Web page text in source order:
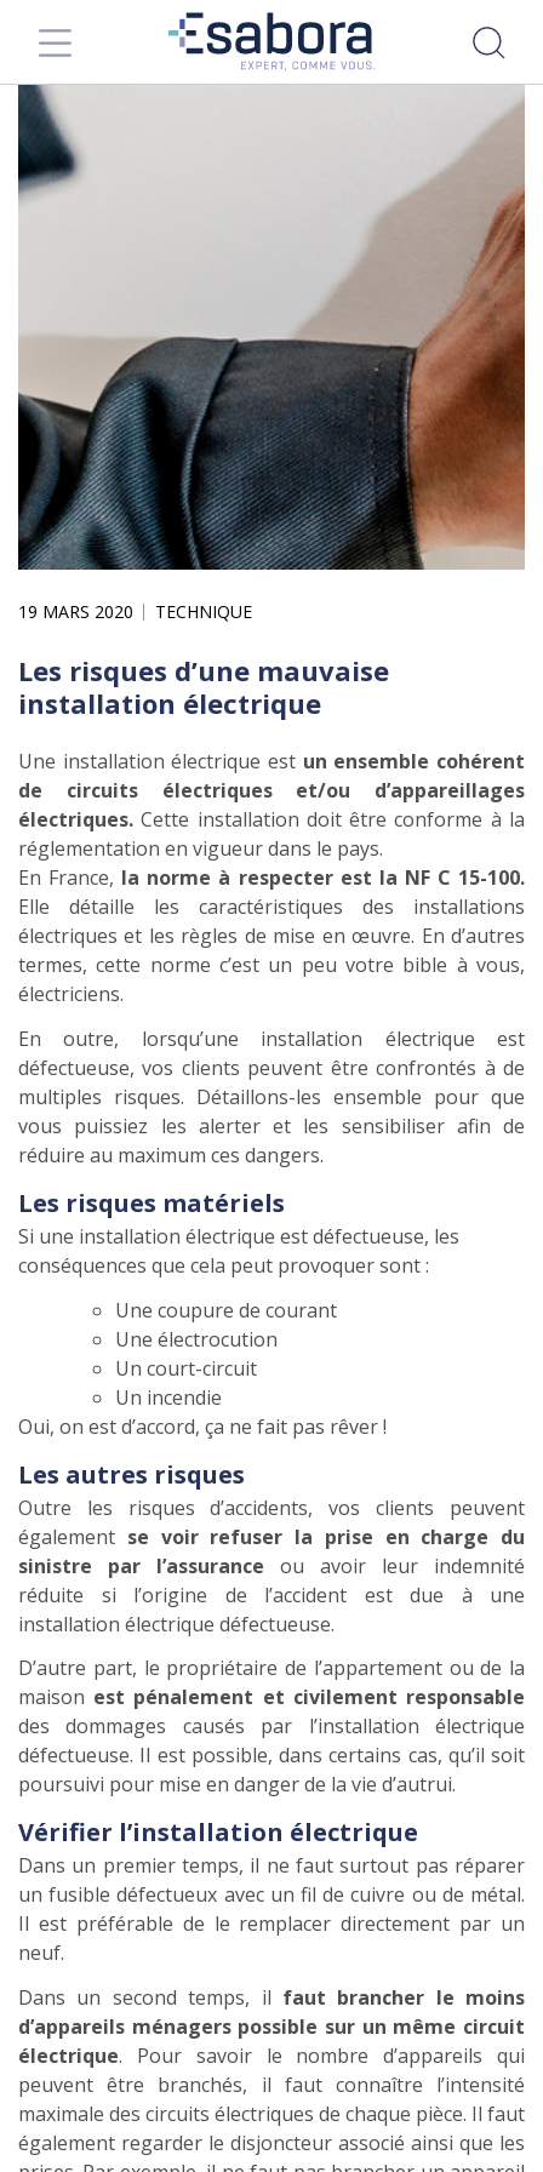
19 MARS 2020 TECHNIQUE
Les risques d’une mauvaise
installation électrique
Une installation électrique est un ensemble cohérent
de circuits électriques et/ou d’appareillages
électriques. Cette installation doit être conforme à la
réglementation en vigueur dans le pays.
En France, la norme à respecter est la NF C 15-100.
Elle détaille les caractéristiques des installations
électriques et les règles de mise en œuvre. En d’autres
termes, cette norme c’est un peu votre bible à vous,
électriciens.
En outre, lorsqu’une installation électrique est
défectueuse, vos clients peuvent être confrontés à de
multiples risques. Détaillons-les ensemble pour que
vous puissiez les alerter et les sensibiliser afin de
réduire au maximum ces dangers.
Les risques matériels
Si une installation électrique est défectueuse, les
conséquences que cela peut provoquer sont :
Une coupure de courant
Une électrocution
Un court-circuit
Un incendie
Oui, on est d’accord, ça ne fait pas rêver !
Les autres risques
Outre les risques d’accidents, vos clients peuvent
également se voir refuser la prise en charge du
sinistre par l’assurance ou avoir leur indemnité
réduite si l’origine de l’accident est due à une
installation électrique défectueuse.
D’autre part, le propriétaire de l’appartement ou de la
maison est pénalement et civilement responsable
des dommages causés par l’installation électrique
défectueuse. Il est possible, dans certains cas, qu’il soit
poursuivi pour mise en danger de la vie d’autrui.
Vérifier l’installation électrique
Dans un premier temps, il ne faut surtout pas réparer
un fusible défectueux avec un fil de cuivre ou de métal.
Il est préférable de le remplacer directement par un
neuf.
Dans un second temps, il faut brancher le moins
d’appareils ménagers possible sur un même circuit
électrique. Pour savoir le nombre d’appareils qui
peuvent être branchés, il faut connaître l’intensité
maximale des circuits électriques de chaque pièce. Il faut
également regarder le disjoncteur associé ainsi que les